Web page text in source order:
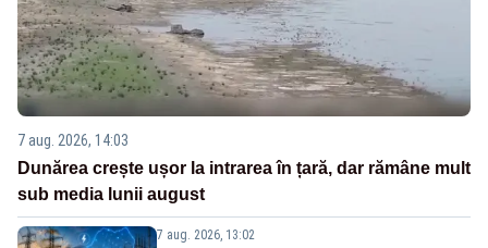
7 aug. 2026, 14:03
Dunărea crește ușor la intrarea în țară, dar rămâne mult
sub media lunii august
7 aug. 2026, 13:02